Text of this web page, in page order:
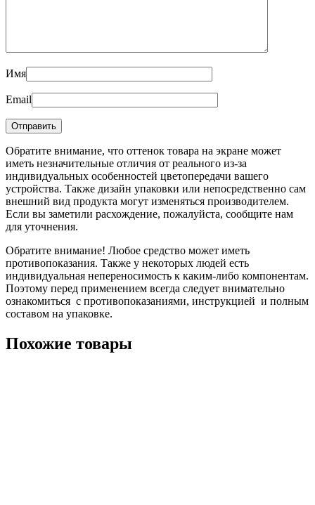
Имя
Email
Обратите внимание, что оттенок товара на экране может
иметь незначительные отличия от реального из-за
индивидуальных особенностей цветопередачи вашего
устройства. Также дизайн упаковки или непосредственно сам
внешний вид продукта могут изменяться производителем.
Если вы заметили расхождение, пожалуйста, сообщите нам
для уточнения.
Обратите внимание! Любое средство может иметь
противопоказания. Также у некоторых людей есть
индивидуальная непереносимость к каким-либо компонентам.
Поэтому перед применением всегда следует внимательно
ознакомиться с противопоказаниями, инструкцией и полным
составом на упаковке.
Похожие товары